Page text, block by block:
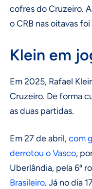
cofres do Cruzeiro.
o CRB nas oitavas
Klein em
Em 2025, Rafael
Cruzeiro. De forma
as duas partidas.
Em 27 de abril,com
derrotou o Vasco,
Uberlândia, pela 6ª
Brasileiro. Já no dia